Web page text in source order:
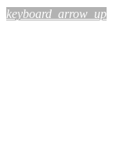
keyboard_arrow_up